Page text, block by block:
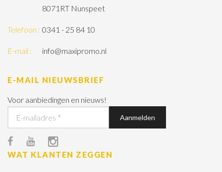
8071RT Nunspeet
Telefoon : 0341 - 25 84 10
E-mail : info@maxipromo.nl
E-MAIL NIEUWSBRIEF
Voor aanbiedingen en nieuws!
WAT KLANTEN ZEGGEN